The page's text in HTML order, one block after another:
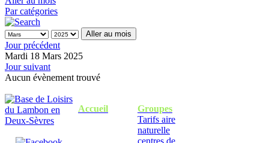
Par catégories
Aller au mois
Jour précédent
Mardi 18 Mars 2025
Jour suivant
Aucun évènement trouvé
Accueil
Groupes
Tarifs aire
naturelle
centres de